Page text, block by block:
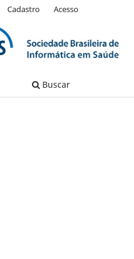
Buscar
Cadastro Acesso